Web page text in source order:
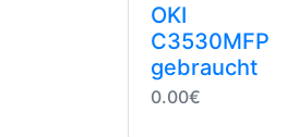
OKI
C3530MFP
gebraucht
0.00€